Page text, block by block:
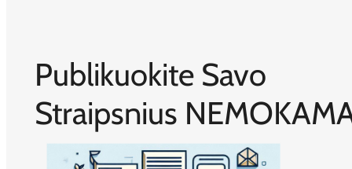
Publikuokite Savo
Straipsnius